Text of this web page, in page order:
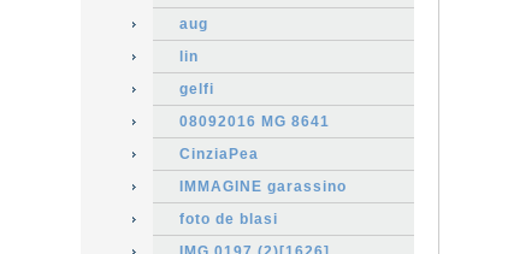
aug
lin
gelfi
08092016 MG 8641
CinziaPea
IMMAGINE garassino
foto de blasi